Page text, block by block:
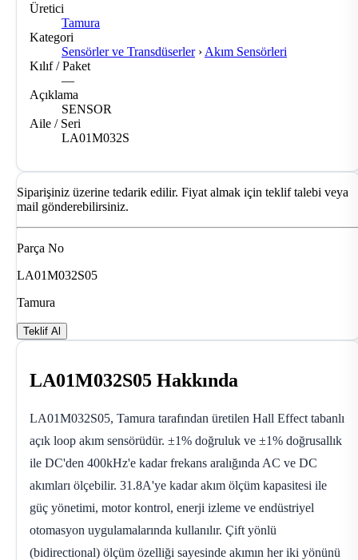
Üretici
Tamura
Kategori
Sensörler ve Transdüserler › Akım Sensörleri
Kılıf / Paket
—
Açıklama
SENSOR
Aile / Seri
LA01M032S
Siparişiniz üzerine tedarik edilir. Fiyat almak için teklif talebi veya
mail gönderebilirsiniz.
Parça No
LA01M032S05
Tamura
Teklif Al
LA01M032S05 Hakkında
LA01M032S05, Tamura tarafından üretilen Hall Effect tabanlı
açık loop akım sensörüdür. ±1% doğruluk ve ±1% doğrusallık
ile DC'den 400kHz'e kadar frekans aralığında AC ve DC
akımları ölçebilir. 31.8A'ye kadar akım ölçüm kapasitesi ile
güç yönetimi, motor kontrol, enerji izleme ve endüstriyel
otomasyon uygulamalarında kullanılır. Çift yönlü
(bidirectional) ölçüm özelliği sayesinde akımın her iki yönünü